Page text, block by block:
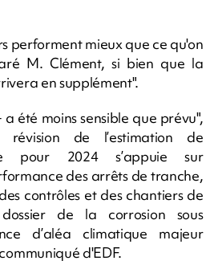
performent mieux que ce qu'on
M. Clément, si bien que la
en supplément".
été moins sensible que prévu",
de l’estimation de
pour 2024 s’appuie sur
des arrêts de tranche,
contrôles et des chantiers de
de la corrosion sous
d’aléa climatique majeur
d'EDF.